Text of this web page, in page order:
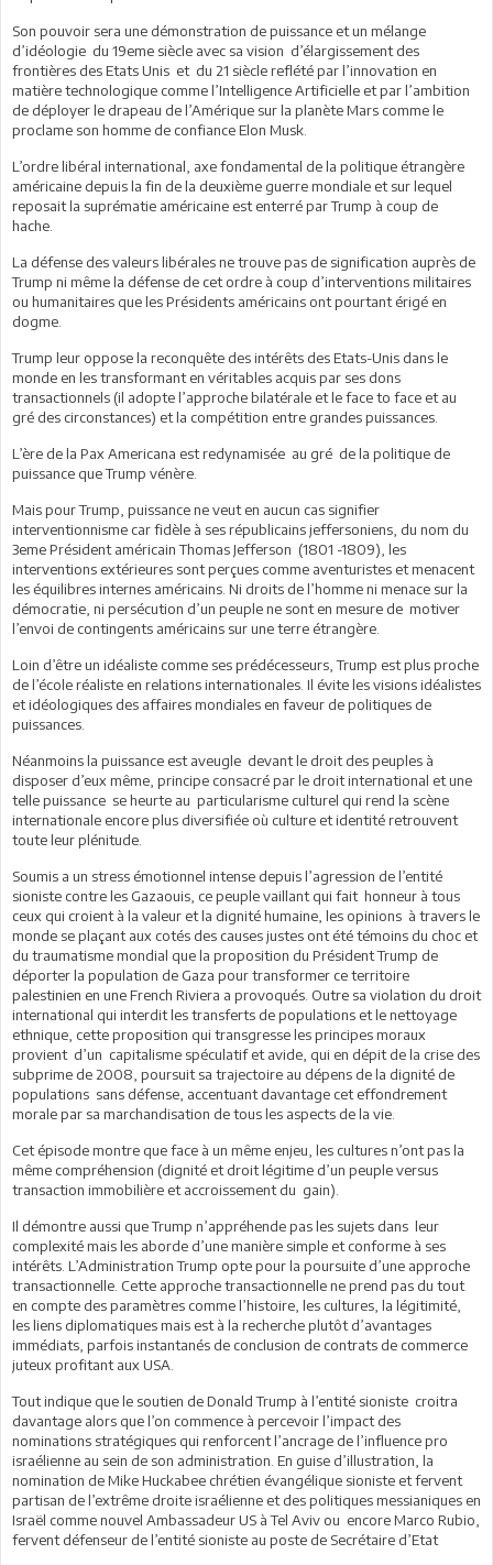
Son pouvoir sera une démonstration de puissance et un mélange
d’idéologie du 19eme siècle avec sa vision d’élargissement des
frontières des Etats Unis et du 21 siècle reflété par l’innovation en
matière technologique comme l’Intelligence Artificielle et par l’ambition
de déployer le drapeau de l’Amérique sur la planète Mars comme le
proclame son homme de confiance Elon Musk.
L’ordre libéral international, axe fondamental de la politique étrangère
américaine depuis la fin de la deuxième guerre mondiale et sur lequel
reposait la suprématie américaine est enterré par Trump à coup de
hache.
La défense des valeurs libérales ne trouve pas de signification auprès de
Trump ni même la défense de cet ordre à coup d’interventions militaires
ou humanitaires que les Présidents américains ont pourtant érigé en
dogme.
Trump leur oppose la reconquête des intérêts des Etats-Unis dans le
monde en les transformant en véritables acquis par ses dons
transactionnels (il adopte l’approche bilatérale et le face to face et au
gré des circonstances) et la compétition entre grandes puissances.
L’ère de la Pax Americana est redynamisée au gré de la politique de
puissance que Trump vénère.
Mais pour Trump, puissance ne veut en aucun cas signifier
interventionnisme car fidèle à ses républicains jeffersoniens, du nom du
3eme Président américain Thomas Jefferson (1801 -1809), les
interventions extérieures sont perçues comme aventuristes et menacent
les équilibres internes américains. Ni droits de l’homme ni menace sur la
démocratie, ni persécution d’un peuple ne sont en mesure de motiver
l’envoi de contingents américains sur une terre étrangère.
Loin d’être un idéaliste comme ses prédécesseurs, Trump est plus proche
de l’école réaliste en relations internationales. Il évite les visions idéalistes
et idéologiques des affaires mondiales en faveur de politiques de
puissances.
Néanmoins la puissance est aveugle devant le droit des peuples à
disposer d’eux même, principe consacré par le droit international et une
telle puissance se heurte au particularisme culturel qui rend la scène
internationale encore plus diversifiée où culture et identité retrouvent
toute leur plénitude.
Soumis a un stress émotionnel intense depuis l’agression de l’entité
sioniste contre les Gazaouis, ce peuple vaillant qui fait honneur à tous
ceux qui croient à la valeur et la dignité humaine, les opinions à travers le
monde se plaçant aux cotés des causes justes ont été témoins du choc et
du traumatisme mondial que la proposition du Président Trump de
déporter la population de Gaza pour transformer ce territoire
palestinien en une French Riviera a provoqués. Outre sa violation du droit
international qui interdit les transferts de populations et le nettoyage
ethnique, cette proposition qui transgresse les principes moraux
provient d’un capitalisme spéculatif et avide, qui en dépit de la crise des
subprime de 2008, poursuit sa trajectoire au dépens de la dignité de
populations sans défense, accentuant davantage cet effondrement
morale par sa marchandisation de tous les aspects de la vie.
Cet épisode montre que face à un même enjeu, les cultures n’ont pas la
même compréhension (dignité et droit légitime d’un peuple versus
transaction immobilière et accroissement du gain).
Il démontre aussi que Trump n’appréhende pas les sujets dans leur
complexité mais les aborde d’une manière simple et conforme à ses
intérêts. L’Administration Trump opte pour la poursuite d’une approche
transactionnelle. Cette approche transactionnelle ne prend pas du tout
en compte des paramètres comme l’histoire, les cultures, la légitimité,
les liens diplomatiques mais est à la recherche plutôt d’avantages
immédiats, parfois instantanés de conclusion de contrats de commerce
juteux profitant aux USA.
Tout indique que le soutien de Donald Trump à l’entité sioniste croitra
davantage alors que l’on commence à percevoir l’impact des
nominations stratégiques qui renforcent l’ancrage de l’influence pro
israélienne au sein de son administration. En guise d’illustration, la
nomination de Mike Huckabee chrétien évangélique sioniste et fervent
partisan de l’extrême droite israélienne et des politiques messianiques en
Israël comme nouvel Ambassadeur US à Tel Aviv ou encore Marco Rubio,
fervent défenseur de l’entité sioniste au poste de Secrétaire d’Etat